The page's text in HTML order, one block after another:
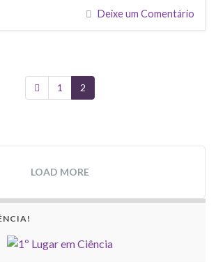
Deixe um Comentário
1 2
LOAD MORE